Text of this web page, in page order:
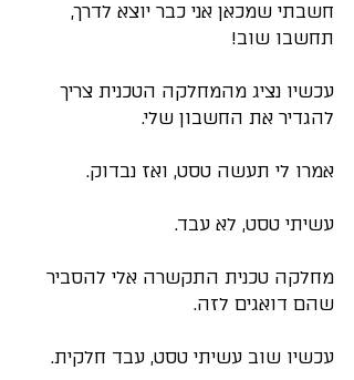
חשבתי שמכאן אני כבר יוצא לדרך,
תחשבו שוב!
עכשיו נציג מהמחלקה הטכנית צריך
להגדיר את החשבון שלי.
אמרו לי תעשה טסט, ואז נבדוק.
עשיתי טסט, לא עבד.
מחלקה טכנית התקשרה אלי להסביר
שהם דואגים לזה.
עכשיו שוב עשיתי טסט, עבד חלקית.